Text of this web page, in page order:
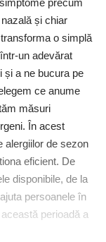
precum
și chiar
o simplă
un adevărat
și a ne bucura pe
ce anume
măsuri
În acest
alergiilor de sezon
eficient. De
disponibile, de la
persoanele în
perioadă a